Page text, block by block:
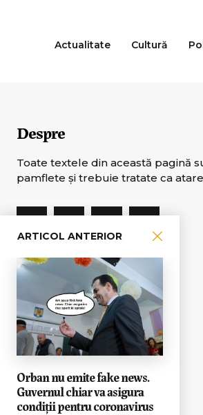
ARTICOL ANTERIOR
Orban nu emite fake news.
Guvernul chiar va asigura
condiții pentru coronavirus
Actualitate Cultură
Despre
Toate textele din această pagină
pamflete şi trebuie tratate ca